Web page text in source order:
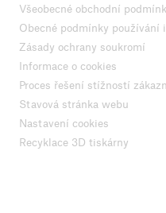
Všeobecné obchodní
Obecné podmínky používání
Zásady ochrany soukromí
Informace o cookies
Proces řešení stížností
Stavová stránka webu
Nastavení cookies
Recyklace 3D tiskárny